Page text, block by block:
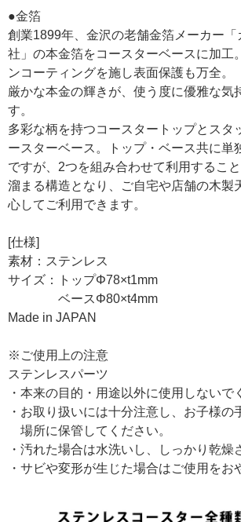
●金箔
創業1899年、金沢の老舗金箔メーカー「
社」の本金箔をコースターベースに加工
ンコーティングを施し表面保護も万全。
厳かな本金の輝きが、使う度に優雅な気
す。
多彩な柄を持つコースタートップとスタ
ースターベース。トップ・ベース共に単
ですが、2つを組み合わせて利用するこ
溜まる構造となり、ご自宅や店舗の木製
心してご利用できます。
[仕様]
素材：ステンレス
サイズ：トップΦ78×t1mm
ベースΦ80×t4mm
Made in JAPAN
※ご使用上の注意
ステンレスパーツ
・本来の目的・用途以外に使用しないで
・お取り扱いには十分注意し、お子様の
場所に保管してください。
・汚れた場合は水洗いし、しっかり乾燥
・サビや変形が生じた場合はご使用をお